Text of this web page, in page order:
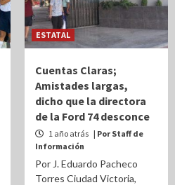
ESTATAL
Cuentas Claras;
Amistades largas,
dicho que la directora
de la Ford 74 desconce
1 año atrás | Por Staff de
Información
Por J. Eduardo Pacheco
Torres Ciudad Victoria,